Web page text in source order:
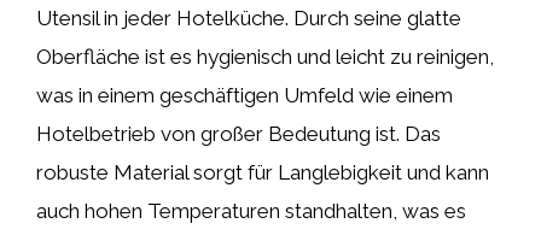
Utensil in jeder Hotelküche. Durch seine glatte
Oberfläche ist es hygienisch und leicht zu reinigen,
was in einem geschäftigen Umfeld wie einem
Hotelbetrieb von großer Bedeutung ist. Das
robuste Material sorgt für Langlebigkeit und kann
auch hohen Temperaturen standhalten, was es